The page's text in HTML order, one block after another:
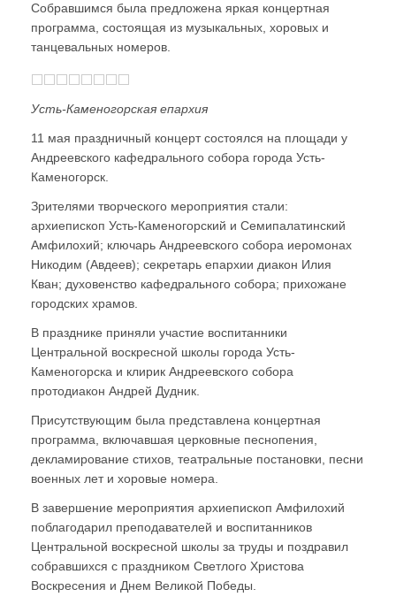
Собравшимся была предложена яркая концертная
программа, состоящая из музыкальных, хоровых и
танцевальных номеров.
Усть-Каменогорская епархия
11 мая праздничный концерт состоялся на площади у
Андреевского кафедрального собора города Усть-
Каменогорск.
Зрителями творческого мероприятия стали:
архиепископ Усть-Каменогорский и Семипалатинский
Амфилохий; ключарь Андреевского собора иеромонах
Никодим (Авдеев); секретарь епархии диакон Илия
Кван; духовенство кафедрального собора; прихожане
городских храмов.
В празднике приняли участие воспитанники
Центральной воскресной школы города Усть-
Каменогорска и клирик Андреевского собора
протодиакон Андрей Дудник.
Присутствующим была представлена концертная
программа, включавшая церковные песнопения,
декламирование стихов, театральные постановки, песни
военных лет и хоровые номера.
В завершение мероприятия архиепископ Амфилохий
поблагодарил преподавателей и воспитанников
Центральной воскресной школы за труды и поздравил
собравшихся с праздником Светлого Христова
Воскресения и Днем Великой Победы.